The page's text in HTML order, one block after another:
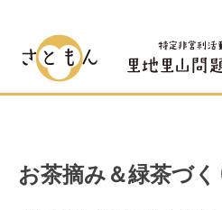
お茶摘み＆緑茶づ